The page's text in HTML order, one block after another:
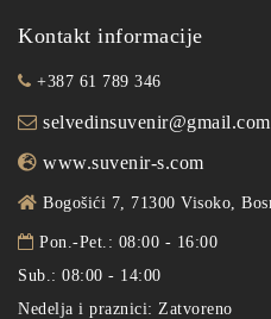
Kontakt informacije
+387 61 789 346
selvedinsuvenir@gmail.com
www.suvenir-s.com
Bogošići 7, 71300 Visoko,
Pon.-Pet.: 08:00 - 16:00
Sub.: 08:00 - 14:00
Nedelja i praznici: Zatvoreno